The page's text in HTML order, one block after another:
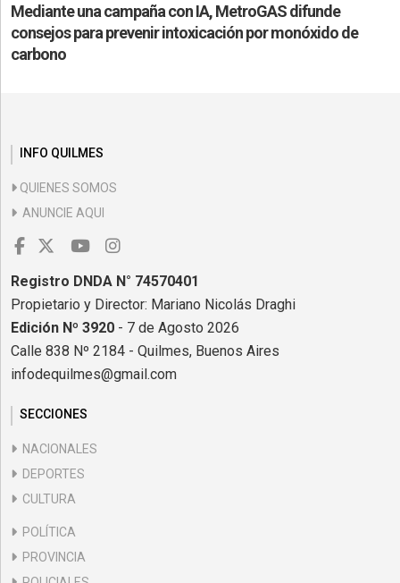
Mediante una campaña con IA, MetroGAS difunde
consejos para prevenir intoxicación por monóxido de
carbono
INFO QUILMES
QUIENES SOMOS
ANUNCIE AQUI
Registro DNDA N° 74570401
Propietario y Director: Mariano Nicolás Draghi
Edición Nº 3920 - 7 de Agosto 2026
Calle 838 Nº 2184 - Quilmes, Buenos Aires
infodequilmes@gmail.com
SECCIONES
NACIONALES
DEPORTES
CULTURA
POLÍTICA
PROVINCIA